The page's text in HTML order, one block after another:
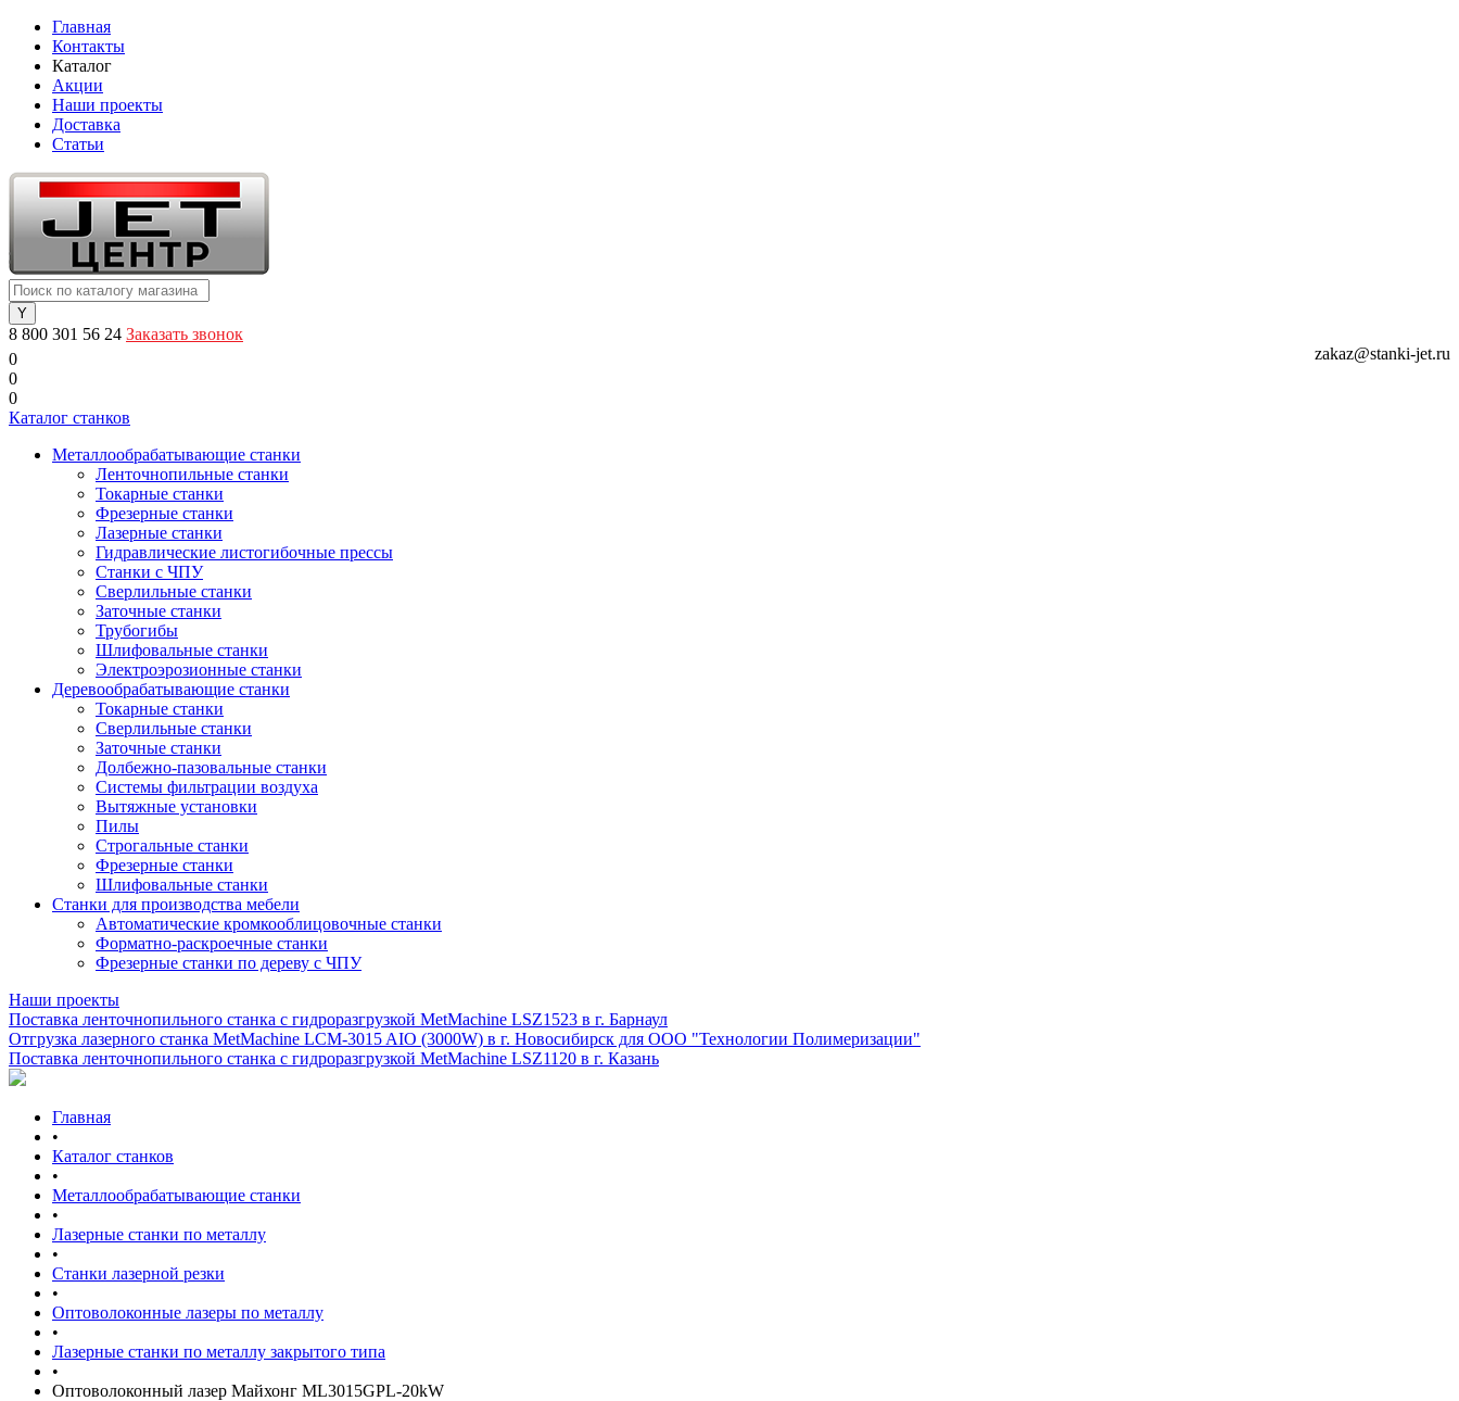
Главная
Контакты
Каталог
Акции
Наши проекты
Доставка
Статьи
8 800 301 56 24 Заказать звонок
zakaz@stanki-jet.ru
0
0
0
Каталог станков
Металлообрабатывающие станки
Ленточнопильные станки
Токарные станки
Фрезерные станки
Лазерные станки
Гидравлические листогибочные прессы
Станки с ЧПУ
Сверлильные станки
Заточные станки
Трубогибы
Шлифовальные станки
Электроэрозионные станки
Деревообрабатывающие станки
Токарные станки
Сверлильные станки
Заточные станки
Долбежно-пазовальные станки
Системы фильтрации воздуха
Вытяжные установки
Пилы
Строгальные станки
Фрезерные станки
Шлифовальные станки
Станки для производства мебели
Автоматические кромкооблицовочные станки
Форматно-раскроечные станки
Фрезерные станки по дереву с ЧПУ
Наши проекты
Поставка ленточнопильного станка c гидроразгрузкой MetMachine LSZ1523 в г. Барнаул
Отгрузка лазерного станка MetMachine LCM-3015 AIO (3000W) в г. Новосибирск для ООО "Технологии Полимеризации"
Поставка ленточнопильного станка c гидроразгрузкой MetMachine LSZ1120 в г. Казань
Главная
•
Каталог станков
•
Металлообрабатывающие станки
•
Лазерные станки по металлу
•
Станки лазерной резки
•
Оптоволоконные лазеры по металлу
•
Лазерные станки по металлу закрытого типа
•
Оптоволоконный лазер Майхонг ML3015GPL-20kW